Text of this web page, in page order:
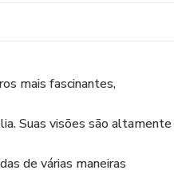
mais fascinantes,
Suas visões são altamente
de várias maneiras